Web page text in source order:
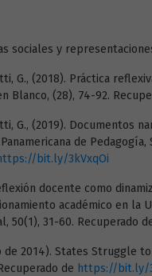
sociales y
G., (2018). Práctica
Blanco, (28), 74-92.
G., (2019). Documentos
de
bit.ly/3kVxqOi
docente como
académico en la
50(1), 31-60. Recuperado
de 2014). States Struggle
de https://bit.ly/